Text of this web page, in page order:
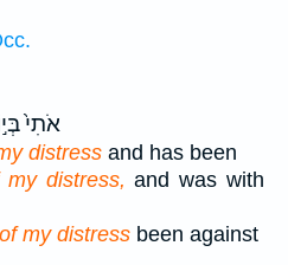
אֹתִי֙
distress and has been
my distress, and was with
of my distress been against